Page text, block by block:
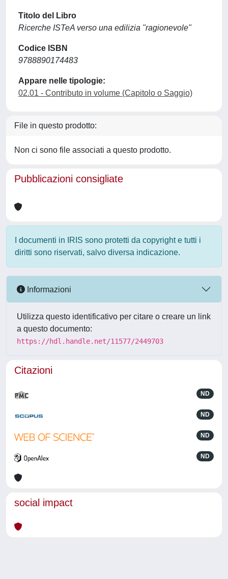
Titolo del Libro
Ricerche ISTeA verso una edilizia "ragionevole"
Codice ISBN
9788890174483
Appare nelle tipologie:
02.01 - Contributo in volume (Capitolo o Saggio)
File in questo prodotto:
Non ci sono file associati a questo prodotto.
Pubblicazioni consigliate
I documenti in IRIS sono protetti da copyright e tutti i
diritti sono riservati, salvo diversa indicazione.
Informazioni
Utilizza questo identificativo per citare o creare un link
a questo documento:
https://hdl.handle.net/11577/2449703
Citazioni
ND
ND
ND
ND
social impact